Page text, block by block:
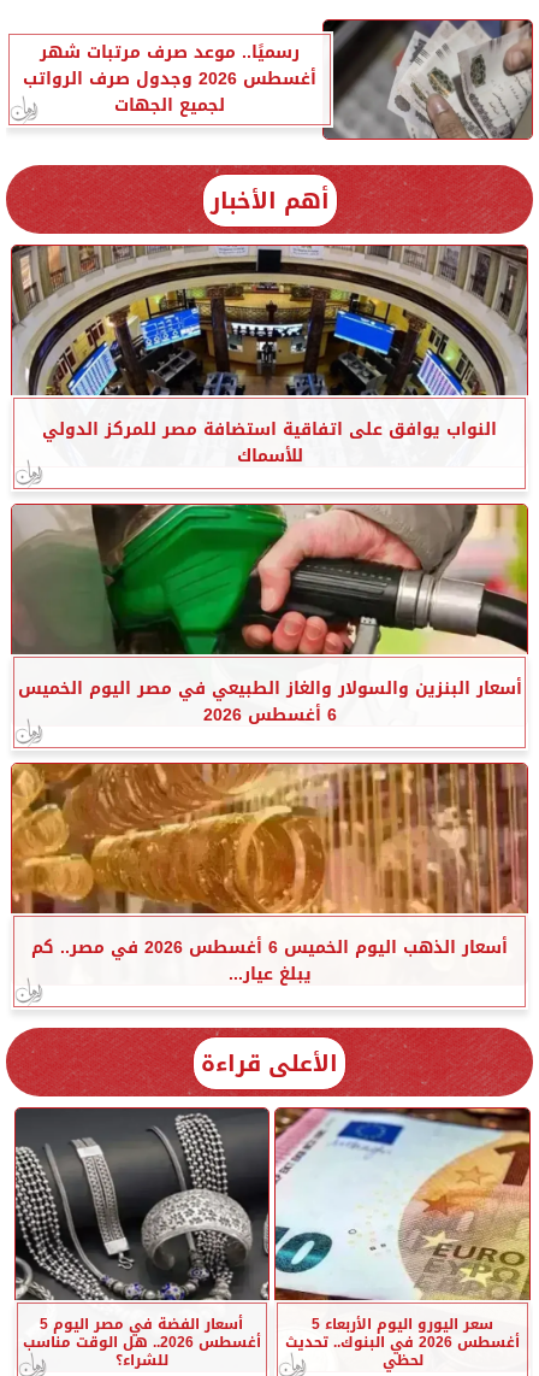
رسميًا.. موعد صرف مرتبات شهر
أغسطس 2026 وجدول صرف الرواتب
لجميع الجهات
أهم الأخبار
النواب يوافق على اتفاقية استضافة مصر للمركز الدولي
للأسماك
أسعار البنزين والسولار والغاز الطبيعي في مصر اليوم الخميس
6 أغسطس 2026
أسعار الذهب اليوم الخميس 6 أغسطس 2026 في مصر.. كم
يبلغ عيار...
الأعلى قراءة
سعر اليورو اليوم الأربعاء 5
أغسطس 2026 في البنوك.. تحديث
لحظي
أسعار الفضة في مصر اليوم 5
أغسطس 2026.. هل الوقت مناسب
للشراء؟